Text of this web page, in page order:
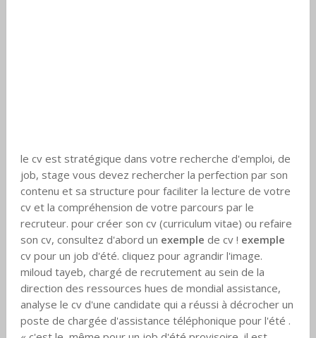
le cv est stratégique dans votre recherche d'emploi, de
job, stage vous devez rechercher la perfection par son
contenu et sa structure pour faciliter la lecture de votre
cv et la compréhension de votre parcours par le
recruteur. pour créer son cv (curriculum vitae) ou refaire
son cv, consultez d'abord un exemple de cv ! exemple
cv pour un job d'été. cliquez pour agrandir l'image.
miloud tayeb, chargé de recrutement au sein de la
direction des ressources hues de mondial assistance,
analyse le cv d'une candidate qui a réussi à décrocher un
poste de chargée d'assistance téléphonique pour l'été .